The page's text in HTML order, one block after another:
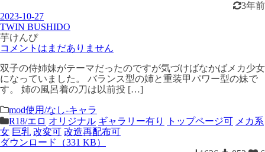
3年前
2023-10-27
TWIN BUSHIDO
芋けんぴ
コメントはまだありません
双子の侍姉妹がテーマだったのですが気づけばなかばメカ少女
になっていました。 バランス型の姉と重装甲パワー型の妹で
す。 姉の風呂着の刀は以前投 […]
mod使用/なし-キャラ
R18/エロ オリジナル ギャラリー有り トップページ可 メカ系
女 巨乳 改変可 改造再配布可
ダウンロード（331 KB）